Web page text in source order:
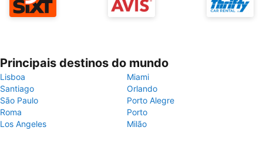
Principais destinos do mundo
Lisboa
Miami
Santiago
Orlando
São Paulo
Porto Alegre
Roma
Porto
Los Angeles
Milão